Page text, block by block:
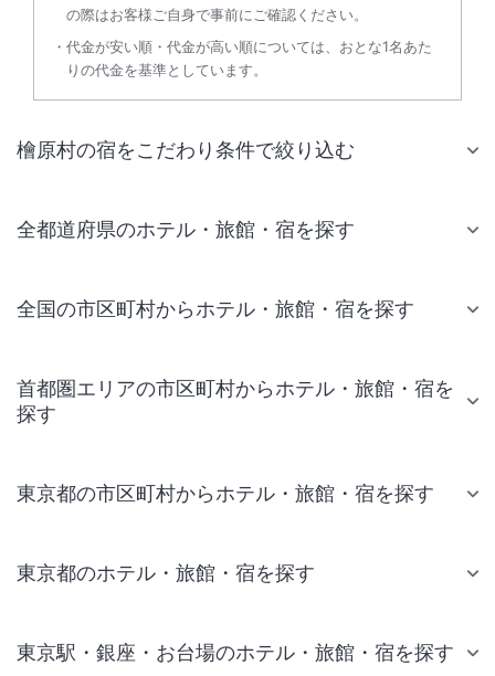
の際はお客様ご自身で事前にご確認ください。
代金が安い順・代金が高い順については、おとな1名あた
りの代金を基準としています。
檜原村の宿をこだわり条件で絞り込む
全都道府県のホテル・旅館・宿を探す
全国の市区町村からホテル・旅館・宿を探す
首都圏エリアの市区町村からホテル・旅館・宿を
探す
東京都の市区町村からホテル・旅館・宿を探す
東京都のホテル・旅館・宿を探す
東京駅・銀座・お台場のホテル・旅館・宿を探す